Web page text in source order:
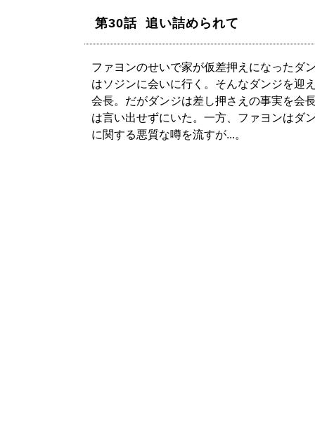
第30話 追い詰められて
ファヨンのせいで家が仮差押えになったダ
はソジンに会いに行く。そんなダンジを迎
会長。だがダンジは差し押さえの事実を会
は言い出せずにいた。一方、ファヨンはダ
に関する悪質な噂を流すが...。